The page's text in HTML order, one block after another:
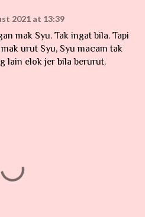
2021 at 13:39
mak Syu. Tak ingat bila. Tapi
urut Syu, Syu macam tak
lain elok jer bila berurut.